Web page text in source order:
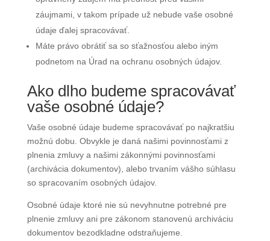
záujmami, v takom prípade už nebude vaše osobné
údaje ďalej spracovávať.
Máte právo obrátiť sa so sťažnosťou alebo iným
podnetom na Úrad na ochranu osobných údajov.
Ako dlho budeme spracovávať
vaše osobné údaje?
Vaše osobné údaje budeme spracovávať po najkratšiu
možnú dobu. Obvykle je daná našimi povinnosťami z
plnenia zmluvy a našimi zákonnými povinnosťami
(archivácia dokumentov), alebo trvaním vášho súhlasu
so spracovaním osobných údajov.
Osobné údaje ktoré nie sú nevyhnutne potrebné pre
plnenie zmluvy ani pre zákonom stanovenú archiváciu
dokumentov bezodkladne odstraňujeme.